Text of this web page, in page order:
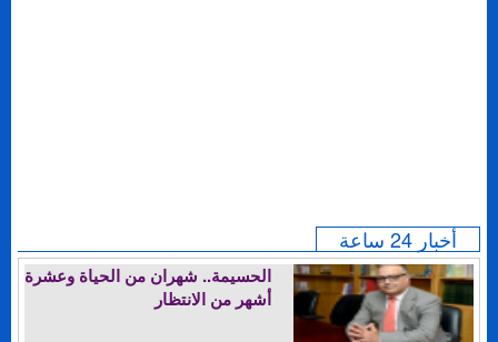
أخبار 24 ساعة
الحسيمة.. شهران من الحياة وعشرة
أشهر من الانتظار